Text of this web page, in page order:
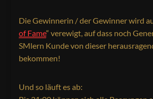
Die Gewinnerin / der Gewinner wird
of Fame“ verewigt, auf dass noch
SMlern Kunde von dieser
bekommen!
Und so läuft es ab: